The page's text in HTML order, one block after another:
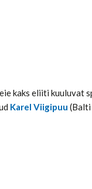
kaks eliiti kuuluvat
Karel Viigipuu (Balti